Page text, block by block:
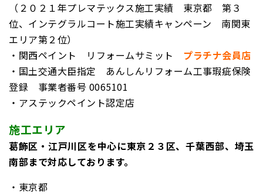
（２０２１年プレマテックス施工実績 東京都 第３
位、インテグラルコート施工実績キャンペーン 南関東
エリア第２位）
・関西ペイント リフォームサミット プラチナ会員店
・国土交通大臣指定 あんしんリフォーム工事瑕疵保険
登録 事業者番号 0065101
・アステックペイント認定店
施工エリア
葛飾区・江戸川区を中心に東京２３区、千葉西部、埼玉
南部まで対応しております。
・東京都